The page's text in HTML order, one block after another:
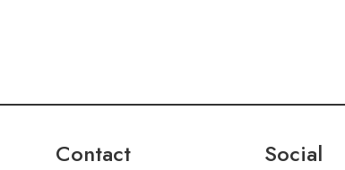
Contact Social